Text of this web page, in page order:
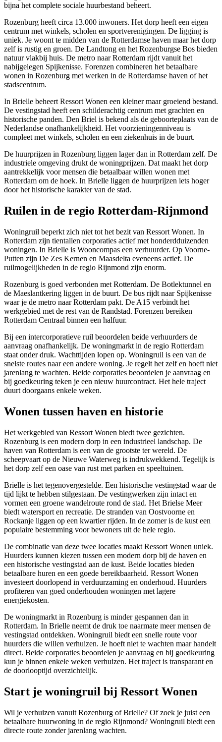
bijna het complete sociale huurbestand beheert.
Rozenburg heeft circa 13.000 inwoners. Het dorp heeft een eigen
centrum met winkels, scholen en sportverenigingen. De ligging is
uniek. Je woont te midden van de Rotterdamse haven maar het dorp
zelf is rustig en groen. De Landtong en het Rozenburgse Bos bieden
natuur vlakbij huis. De metro naar Rotterdam rijdt vanuit het
nabijgelegen Spijkenisse. Forenzen combineren het betaalbare
wonen in Rozenburg met werken in de Rotterdamse haven of het
stadscentrum.
In Brielle beheert Ressort Wonen een kleiner maar groeiend bestand.
De vestingstad heeft een schilderachtig centrum met grachten en
historische panden. Den Briel is bekend als de geboorteplaats van de
Nederlandse onafhankelijkheid. Het voorzieningenniveau is
compleet met winkels, scholen en een ziekenhuis in de buurt.
De huurprijzen in Rozenburg liggen lager dan in Rotterdam zelf. De
industriele omgeving drukt de woningprijzen. Dat maakt het dorp
aantrekkelijk voor mensen die betaalbaar willen wonen met
Rotterdam om de hoek. In Brielle liggen de huurprijzen iets hoger
door het historische karakter van de stad.
Ruilen in de regio Rotterdam-Rijnmond
Woningruil beperkt zich niet tot het bezit van Ressort Wonen. In
Rotterdam zijn tientallen corporaties actief met honderdduizenden
woningen. In Brielle is Wooncompas een verhuurder. Op Voorne-
Putten zijn De Zes Kernen en Maasdelta eveneens actief. De
ruilmogelijkheden in de regio Rijnmond zijn enorm.
Rozenburg is goed verbonden met Rotterdam. De Botlektunnel en
de Maeslantkering liggen in de buurt. De bus rijdt naar Spijkenisse
waar je de metro naar Rotterdam pakt. De A15 verbindt het
werkgebied met de rest van de Randstad. Forenzen bereiken
Rotterdam Centraal binnen een halfuur.
Bij een intercorporatieve ruil beoordelen beide verhuurders de
aanvraag onafhankelijk. De woningmarkt in de regio Rotterdam
staat onder druk. Wachttijden lopen op. Woningruil is een van de
snelste routes naar een andere woning. Je regelt het zelf en hoeft niet
jarenlang te wachten. Beide corporaties beoordelen je aanvraag en
bij goedkeuring teken je een nieuw huurcontract. Het hele traject
duurt doorgaans enkele weken.
Wonen tussen haven en historie
Het werkgebied van Ressort Wonen biedt twee gezichten.
Rozenburg is een modern dorp in een industrieel landschap. De
haven van Rotterdam is een van de grootste ter wereld. De
scheepvaart op de Nieuwe Waterweg is indrukwekkend. Tegelijk is
het dorp zelf een oase van rust met parken en speeltuinen.
Brielle is het tegenovergestelde. Een historische vestingstad waar de
tijd lijkt te hebben stilgestaan. De vestingwerken zijn intact en
vormen een groene wandelroute rond de stad. Het Brielse Meer
biedt watersport en recreatie. De stranden van Oostvoorne en
Rockanje liggen op een kwartier rijden. In de zomer is de kust een
populaire bestemming voor bewoners uit de hele regio.
De combinatie van deze twee locaties maakt Ressort Wonen uniek.
Huurders kunnen kiezen tussen een modern dorp bij de haven en
een historische vestingstad aan de kust. Beide locaties bieden
betaalbare huren en een goede bereikbaarheid. Ressort Wonen
investeert doorlopend in verduurzaming en onderhoud. Huurders
profiteren van goed onderhouden woningen met lagere
energiekosten.
De woningmarkt in Rozenburg is minder gespannen dan in
Rotterdam. In Brielle neemt de druk toe naarmate meer mensen de
vestingstad ontdekken. Woningruil biedt een snelle route voor
huurders die willen verhuizen. Je hoeft niet te wachten maar handelt
direct. Beide corporaties beoordelen je aanvraag en bij goedkeuring
kun je binnen enkele weken verhuizen. Het traject is transparant en
de doorlooptijd overzichtelijk.
Start je woningruil bij Ressort Wonen
Wil je verhuizen vanuit Rozenburg of Brielle? Of zoek je juist een
betaalbare huurwoning in de regio Rijnmond? Woningruil biedt een
directe route zonder jarenlang wachten.